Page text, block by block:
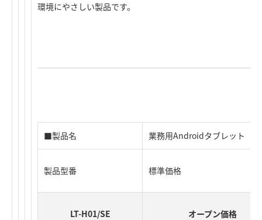
環境にやさしい製品です。
■製品名 業務用Androidタブレット
製品型番 標準価格
LT-H01/SE オープン価格